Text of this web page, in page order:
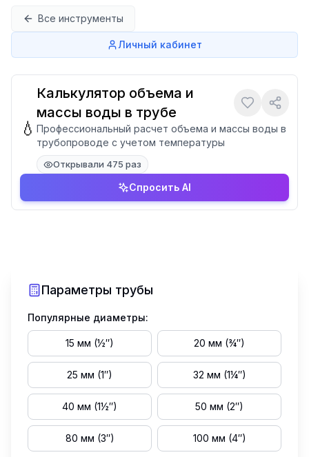
Все инструменты
Личный кабинет
💧
Калькулятор объема и
массы воды в трубе
Профессиональный расчет объема и массы воды в
трубопроводе с учетом температуры
Открывали 475 раз
Спросить AI
Параметры трубы
Популярные диаметры:
15 мм (½″) 20 мм (¾″)
25 мм (1″) 32 мм (1¼″)
40 мм (1½″) 50 мм (2″)
80 мм (3″) 100 мм (4″)